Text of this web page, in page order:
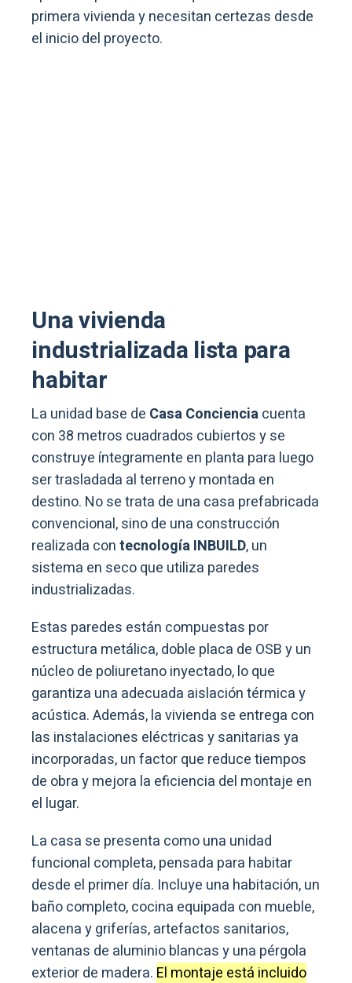
primera vivienda y necesitan certezas desde
el inicio del proyecto.
Una vivienda
industrializada lista para
habitar
La unidad base de Casa Concienciacuenta
con 38 metros cuadrados cubiertos y se
construye íntegramente en planta para luego
ser trasladada al terreno y montada en
destino. No se trata de una casa prefabricada
convencional, sino de una construcción
realizada contecnología INBUILD, un
sistema en seco que utiliza paredes
industrializadas.
Estas paredes están compuestas por
estructura metálica, doble placa de OSB y un
núcleo de poliuretano inyectado, lo que
garantiza una adecuada aislación térmica y
acústica. Además, la vivienda se entrega con
las instalaciones eléctricas y sanitarias ya
incorporadas, un factor que reduce tiempos
de obra y mejora la eficiencia del montaje en
el lugar.
La casa se presenta como una unidad
funcional completa, pensada para habitar
desde el primer día. Incluye una habitación, un
baño completo, cocina equipada con mueble,
alacena y griferías, artefactos sanitarios,
ventanas de aluminio blancas y una pérgola
exterior de madera. El montaje está incluido